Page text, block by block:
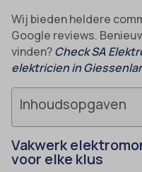
Wij bieden heldere
Google reviews.
vinden?Check SA
elektricien in
Inhoudsopgaven
Vakwerk
voor elke klus